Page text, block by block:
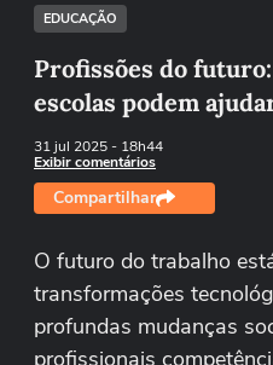
EDUCAÇÃO
Profissões do
escolas podem
31 jul 2025- 18h44
Exibir comentários
Compartilhar
O futuro do trabalho
transformações
profundas mudanças
profissionais